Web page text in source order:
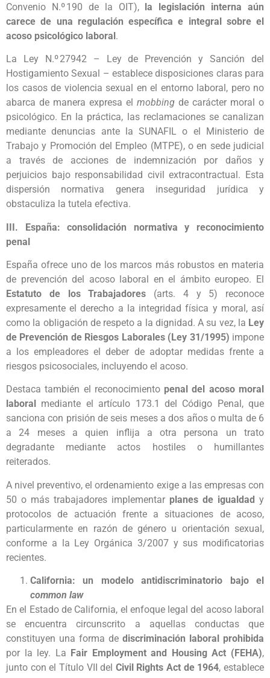
Convenio N.º 190 de la OIT), la legislación interna aún
carece de una regulación específica e integral sobre el
acoso psicológico laboral.
La Ley N.º 27942 – Ley de Prevención y Sanción del
Hostigamiento Sexual – establece disposiciones claras para
los casos de violencia sexual en el entorno laboral, pero no
abarca de manera expresa el mobbing de carácter moral o
psicológico. En la práctica, las reclamaciones se canalizan
mediante denuncias ante la SUNAFIL o el Ministerio de
Trabajo y Promoción del Empleo (MTPE), o en sede judicial
a través de acciones de indemnización por daños y
perjuicios bajo responsabilidad civil extracontractual. Esta
dispersión normativa genera inseguridad jurídica y
obstaculiza la tutela efectiva.
III. España: consolidación normativa y reconocimiento
penal
España ofrece uno de los marcos más robustos en materia
de prevención del acoso laboral en el ámbito europeo. El
Estatuto de los Trabajadores (arts. 4 y 5) reconoce
expresamente el derecho a la integridad física y moral, así
como la obligación de respeto a la dignidad. A su vez, la Ley
de Prevención de Riesgos Laborales (Ley 31/1995) impone
a los empleadores el deber de adoptar medidas frente a
riesgos psicosociales, incluyendo el acoso.
Destaca también el reconocimiento penal del acoso moral
laboral
mediante el artículo 173.1 del Código Penal, que
sanciona con prisión de seis meses a dos años o multa de 6
a 24 meses a quien inflija a otra persona un trato
degradante mediante actos hostiles o humillantes
reiterados.
A nivel preventivo, el ordenamiento exige a las empresas con
50 o más trabajadores implementar planes de igualdad y
protocolos de actuación frente a situaciones de acoso,
particularmente en razón de género u orientación sexual,
conforme a la Ley Orgánica 3/2007 y sus modificatorias
recientes.
California: un modelo antidiscriminatorio bajo el
common law
En el Estado de California, el enfoque legal del acoso laboral
se encuentra circunscrito a aquellas conductas que
constituyen una forma de discriminación laboral prohibida
por la ley. La Fair Employment and Housing Act (FEHA),
junto con el Título VII del Civil Rights Act de 1964, establece